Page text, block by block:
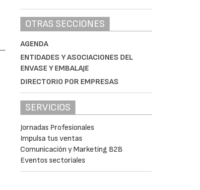
OTRAS SECCIONES
AGENDA
ENTIDADES Y ASOCIACIONES DEL
ENVASE Y EMBALAJE
DIRECTORIO POR EMPRESAS
SERVICIOS
Jornadas Profesionales
Impulsa tus ventas
Comunicación y Marketing B2B
Eventos sectoriales